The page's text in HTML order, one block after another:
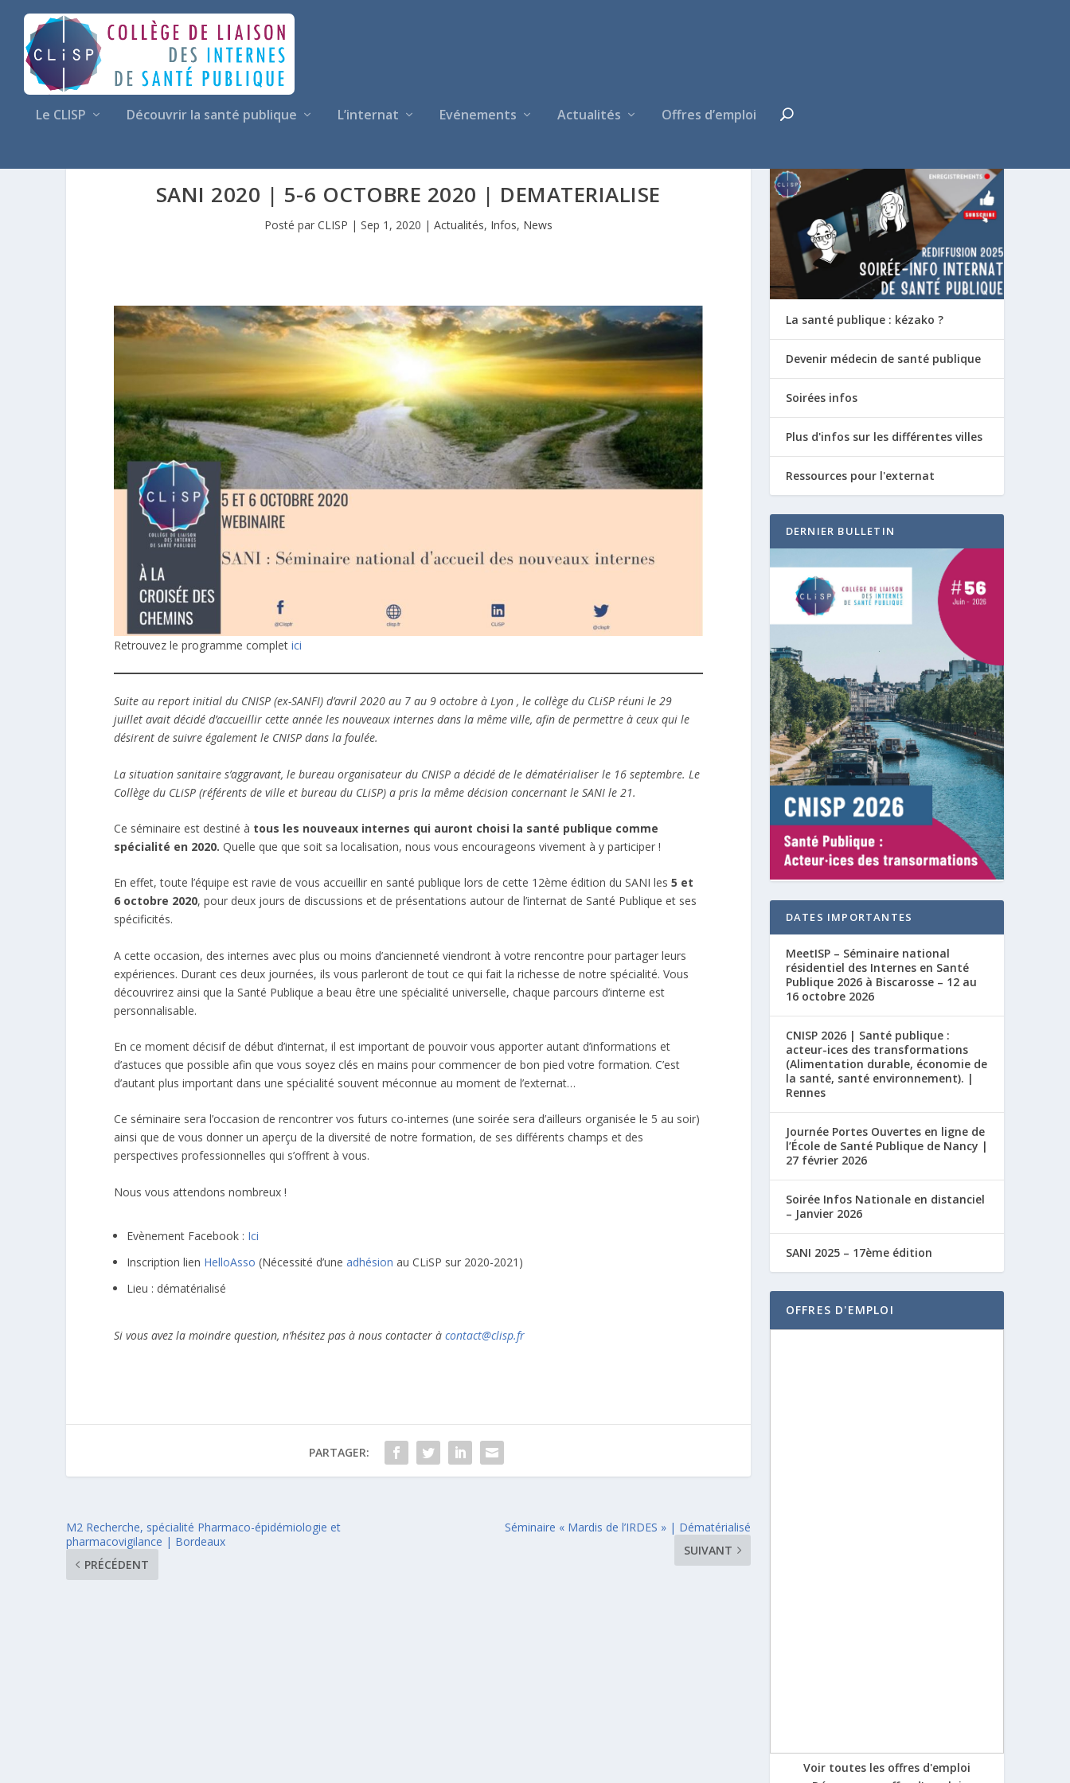
Le CLISP Découvrir la santé publique L’internat Evénements Actualités Offres d’emploi
SANI 2020 | 5-6 OCTOBRE 2020 | DEMATERIALISE
Posté par CLISP | Sep 1, 2020 | Actualités, Infos, News
Retrouvez le programme complet ici
Suite au report initial du CNISP (ex-SANFI) d’avril 2020 au 7 au 9 octobre à Lyon , le collège du CLiSP réuni le 29
juillet avait décidé d’accueillir cette année les nouveaux internes dans la même ville, afin de permettre à ceux qui le
désirent de suivre également le CNISP dans la foulée.
La situation sanitaire s’aggravant, le bureau organisateur du CNISP a décidé de le dématérialiser le 16 septembre. Le
Collège du CLiSP (référents de ville et bureau du CLiSP) a pris la même décision concernant le SANI le 21.
Ce séminaire est destiné à tous les nouveaux internes qui auront choisi la santé publique comme
spécialité en 2020. Quelle que que soit sa localisation, nous vous encourageons vivement à y participer !
En effet, toute l’équipe est ravie de vous accueillir en santé publique lors de cette 12ème édition du SANI les 5 et
6 octobre 2020, pour deux jours de discussions et de présentations autour de l’internat de Santé Publique et ses
spécificités.
A cette occasion, des internes avec plus ou moins d’ancienneté viendront à votre rencontre pour partager leurs
expériences. Durant ces deux journées, ils vous parleront de tout ce qui fait la richesse de notre spécialité. Vous
découvrirez ainsi que la Santé Publique a beau être une spécialité universelle, chaque parcours d’interne est
personnalisable.
En ce moment décisif de début d’internat, il est important de pouvoir vous apporter autant d’informations et
d’astuces que possible afin que vous soyez clés en mains pour commencer de bon pied votre formation. C’est
d’autant plus important dans une spécialité souvent méconnue au moment de l’externat…
Ce séminaire sera l’occasion de rencontrer vos futurs co-internes (une soirée sera d’ailleurs organisée le 5 au soir)
ainsi que de vous donner un aperçu de la diversité de notre formation, de ses différents champs et des
perspectives professionnelles qui s’offrent à vous.
Nous vous attendons nombreux !
Evènement Facebook : Ici
Inscription lien HelloAsso (Nécessité d’une adhésion au CLiSP sur 2020-2021)
Lieu : dématérialisé
Si vous avez la moindre question, n’hésitez pas à nous contacter à contact@clisp.fr
PARTAGER:
M2 Recherche, spécialité Pharmaco-épidémiologie et
pharmacovigilance | Bordeaux
PRÉCÉDENT
Séminaire « Mardis de l’IRDES » | Dématérialisé
SUIVANT
La santé publique : kézako ?
Devenir médecin de santé publique
Soirées infos
Plus d'infos sur les différentes villes
Ressources pour l'externat
DERNIER BULLETIN
DATES IMPORTANTES
MeetISP – Séminaire national
résidentiel des Internes en Santé
Publique 2026 à Biscarosse – 12 au
16 octobre 2026
CNISP 2026 | Santé publique :
acteur-ices des transformations
(Alimentation durable, économie de
la santé, santé environnement). |
Rennes
Journée Portes Ouvertes en ligne de
l’École de Santé Publique de Nancy |
27 février 2026
Soirée Infos Nationale en distanciel
– Janvier 2026
SANI 2025 – 17ème édition
OFFRES D'EMPLOI
Voir toutes les offres d'emploi